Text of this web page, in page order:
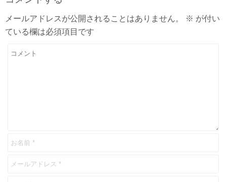
メールアドレスが公開されることはありません。 ※ が付い
ている欄は必須項目です